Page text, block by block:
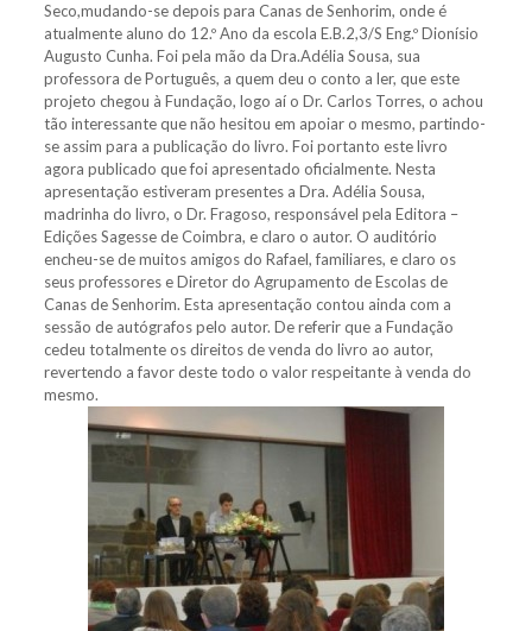
Seco,mudando-se depois para Canas de Senhorim, onde é
atualmente aluno do 12.º Ano da escola E.B.2,3/S Eng.º Dionísio
Augusto Cunha. Foi pela mão da Dra.Adélia Sousa, sua
professora de Português, a quem deu o conto a ler, que este
projeto chegou à Fundação, logo aí o Dr. Carlos Torres, o achou
tão interessante que não hesitou em apoiar o mesmo, partindo-
se assim para a publicação do livro. Foi portanto este livro
agora publicado que foi apresentado oficialmente. Nesta
apresentação estiveram presentes a Dra. Adélia Sousa,
madrinha do livro, o Dr. Fragoso, responsável pela Editora –
Edições Sagesse de Coimbra, e claro o autor. O auditório
encheu-se de muitos amigos do Rafael, familiares, e claro os
seus professores e Diretor do Agrupamento de Escolas de
Canas de Senhorim. Esta apresentação contou ainda com a
sessão de autógrafos pelo autor. De referir que a Fundação
cedeu totalmente os direitos de venda do livro ao autor,
revertendo a favor deste todo o valor respeitante à venda do
mesmo.